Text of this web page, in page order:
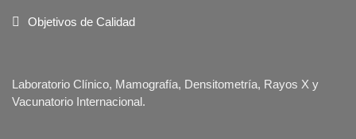
Objetivos de Calidad
Laboratorio Clínico, Mamografía, Densitometría, Rayos X y
Vacunatorio Internacional.